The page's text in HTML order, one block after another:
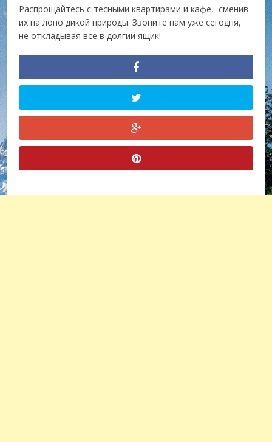
Распрощайтесь с тесными квартирами и кафе, сменив
их на лоно дикой природы. Звоните нам уже сегодня,
не откладывая все в долгий ящик!